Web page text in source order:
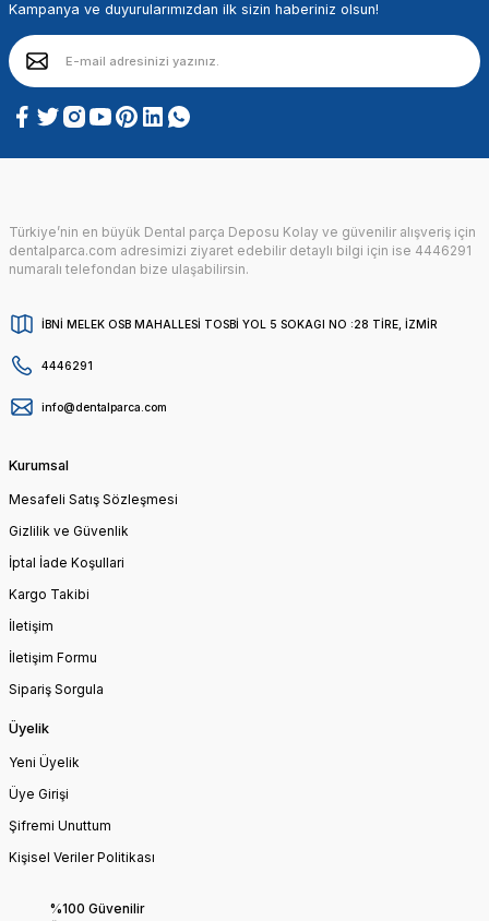
Kampanya ve duyurularımızdan ilk sizin haberiniz olsun!
Türkiye’nin en büyük Dental parça Deposu Kolay ve güvenilir alışveriş için
dentalparca.com adresimizi ziyaret edebilir detaylı bilgi için ise 4446291
numaralı telefondan bize ulaşabilirsin.
İBNİ MELEK OSB MAHALLESİ TOSBİ YOL 5 SOKAGI NO :28 TİRE, İZMİR
4446291
info@dentalparca.com
Kurumsal
Mesafeli Satış Sözleşmesi
Gizlilik ve Güvenlik
İptal İade Koşullari
Kargo Takibi
İletişim
İletişim Formu
Sipariş Sorgula
Üyelik
Yeni Üyelik
Üye Girişi
Şifremi Unuttum
Kişisel Veriler Politikası
%100 Güvenilir